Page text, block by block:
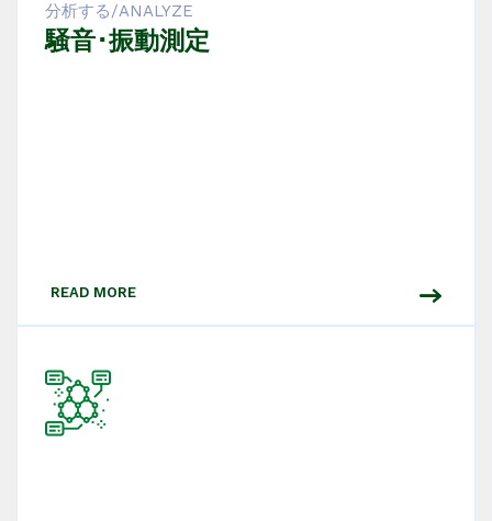
分析する/ANALYZE
騒音･振動測定
READ MORE